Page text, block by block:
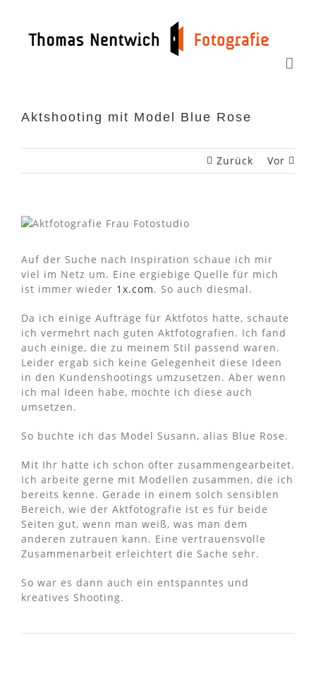
springen
Aktshooting mit Model Blue Rose
Zurück Vor
Auf der Suche nach Inspiration schaue ich mir
viel im Netz um. Eine ergiebige Quelle für mich
ist immer wieder 1x.com. So auch diesmal.
Da ich einige Aufträge für Aktfotos hatte, schaute
ich vermehrt nach guten Aktfotografien. Ich fand
auch einige, die zu meinem Stil passend waren.
Leider ergab sich keine Gelegenheit diese Ideen
in den Kundenshootings umzusetzen. Aber wenn
ich mal Ideen habe, möchte ich diese auch
umsetzen.
So buchte ich das Model Susann, alias Blue Rose.
Mit Ihr hatte ich schon öfter zusammengearbeitet.
Ich arbeite gerne mit Modellen zusammen, die ich
bereits kenne. Gerade in einem solch sensiblen
Bereich, wie der Aktfotografie ist es für beide
Seiten gut, wenn man weiß, was man dem
anderen zutrauen kann. Eine vertrauensvolle
Zusammenarbeit erleichtert die Sache sehr.
So war es dann auch ein entspanntes und
kreatives Shooting.